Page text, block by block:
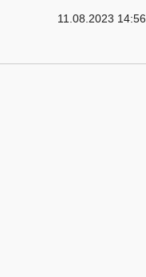
11.08.2023 14:56